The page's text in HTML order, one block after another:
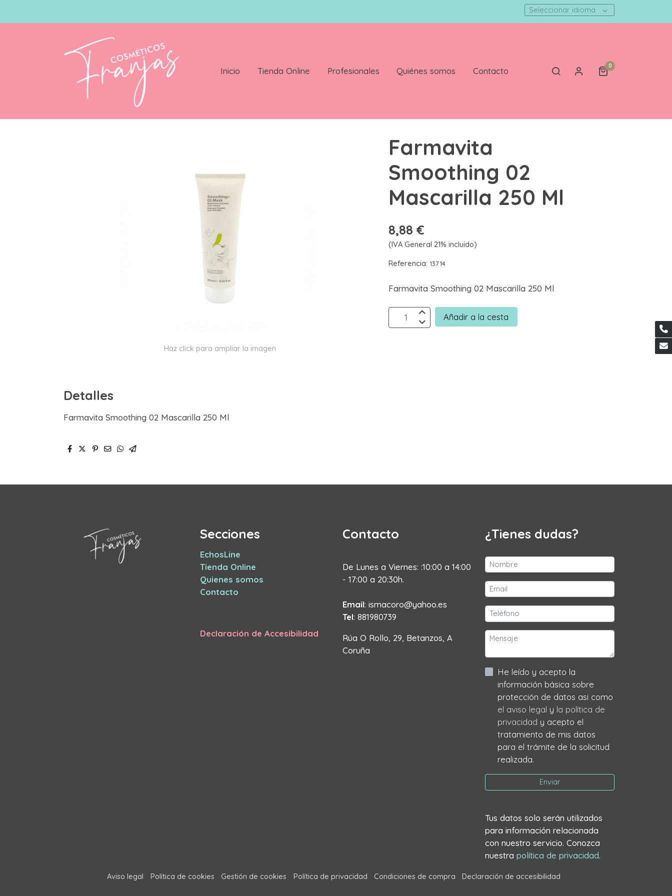
Seleccionar idioma
Inicio Tienda Online Profesionales Quiénes somos Contacto 0
Farmavita Smoothing 02 Mascarilla 250 Ml
Haz click para ampliar la imagen
Detalles
Farmavita Smoothing 02 Mascarilla 250 Ml
Farmavita
Smoothing 02
Mascarilla 250 Ml
8,88 €
(IVA General 21% incluido)
Referencia: 13714
Farmavita Smoothing 02 Mascarilla 250 Ml
Añadir a la cesta
Secciones
EchosLine
Tienda Online
Quienes somos
Contacto
Declaración de Accesibilidad
Contacto
De Lunes a Viernes: :10:00 a 14:00
- 17:00 a 20:30h.
Email: ismacoro@yahoo.es
Tel: 881980739
Rúa O Rollo, 29, Betanzos, A
Coruña
¿Tienes dudas?
He leído y acepto la
información básica sobre
protección de datos asi como
el aviso legal y la política de
privacidad y acepto el
tratamiento de mis datos
para el trámite de la solicitud
realizada.
Enviar
Tus datos solo serán utilizados
para información relacionada
con nuestro servicio. Conozca
nuestra política de privacidad.
Aviso legal Política de cookies Gestión de cookies Política de privacidad Condiciones de compra Declaración de accesibilidad